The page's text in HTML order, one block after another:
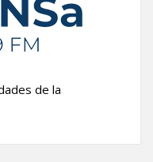
de la